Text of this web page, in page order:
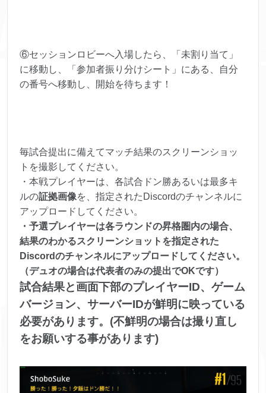
⑥セッションロビーへ入場したら、「未割り当て」
に移動し、「参加者振り分けシート」にある、自分
の番号へ移動し、開始を待ちます！
毎試合提出に備えてマッチ結果のスクリーンショッ
トを撮影してください。
・本戦プレイヤーは、各試合ドン勝あるいは最多キ
ルの証拠画像を、指定されたDiscordのチャンネルに
アップロードしてください。
・予選プレイヤーは各ラウンドの昇格圏内の場合、
結果のわかるスクリーンショットを指定された
Discordのチャンネルにアップロードしてください。
（デュオの場合は代表者のみの提出でOKです）
試合結果と画面下部のプレイヤーID、ゲーム
バージョン、サーバーIDが鮮明に映っている
必要があります。(不鮮明の場合は撮り直し
をお願いする事があります)